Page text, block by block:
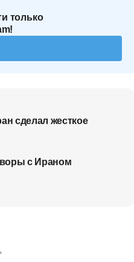
только
сделал жесткое
с Ираном